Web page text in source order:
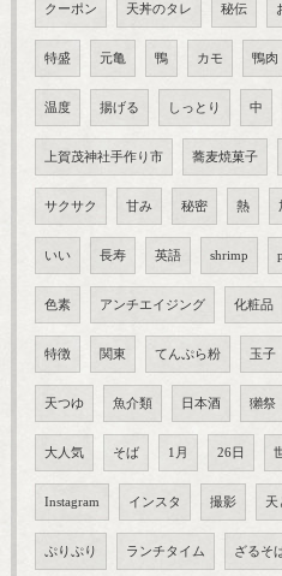
クーポン 天丼のタレ 秘伝
特盛 元亀 鴨 カモ 鴨肉
温度 揚げる しっとり 中
上賀茂神社手作り市 蕎麦焼菓子
サクサク 甘み 秘密 熱
いい 長寿 英語 shrimp
色素 アンチエイジング 化粧品
特徴 関東 てんぷら粉 玉子
天つゆ 魚介類 日本酒 獺祭
大人気 そば 1月 26日
Instagram インスタ 撮影 天
ぷりぷり ランチタイム ざるそ